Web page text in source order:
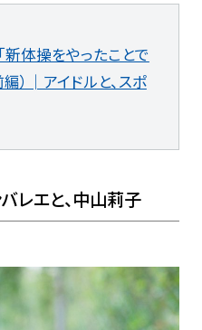
新体操をやったことで
）│アイドルと、スポ
レエと、中山莉子